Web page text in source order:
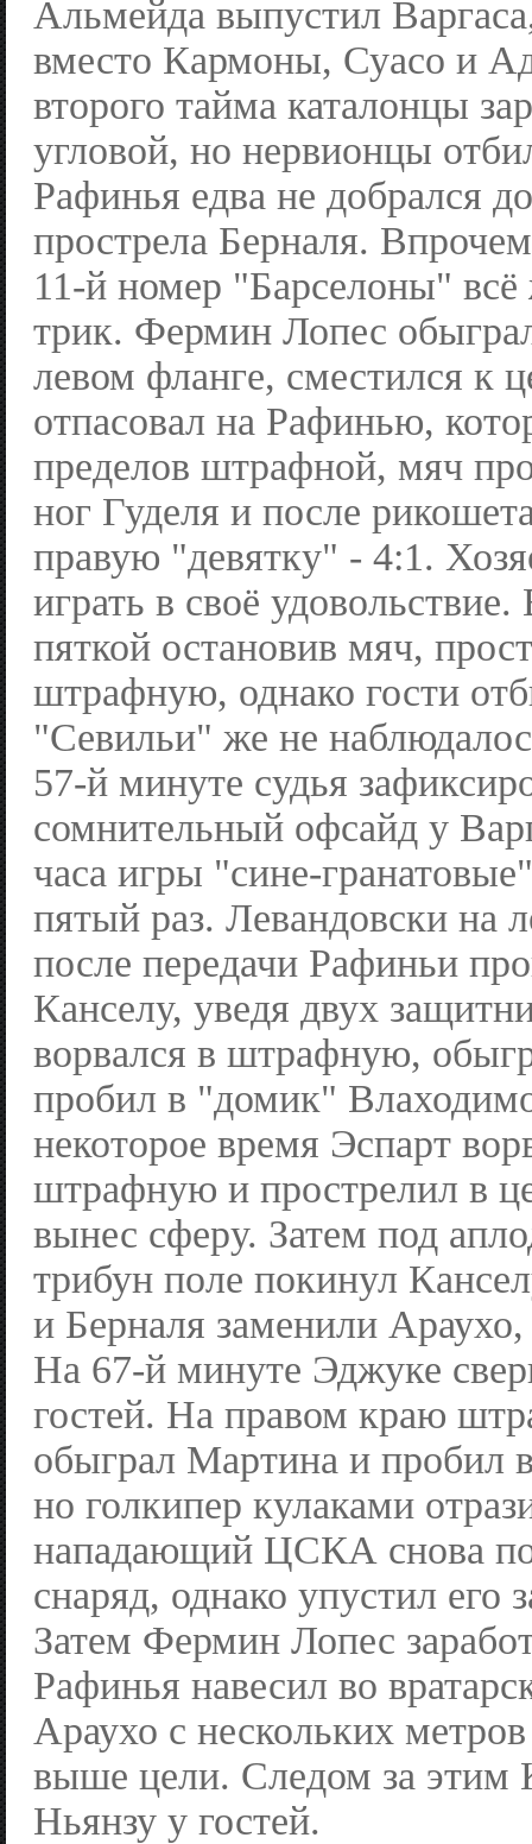
Альмейда выпустил
вместо Кармоны, Суасо и
второго тайма каталонцы
угловой, но нервионцы
Рафинья едва не добрался
прострела Берналя.
11-й номер "Барселоны"
трик. Фермин Лопес
левом фланге, сместился к
отпасовал на Рафинью,
пределов штрафной, мяч
ног Гуделя и после
правую "девятку" - 4:1.
играть в своё
пяткой остановив мяч,
штрафную, однако гости
"Севильи" же не
57-й минуте судья
сомнительный офсайд у
часа игры "сине-
пятый раз. Левандовски на
после передачи Рафиньи
Канселу, уведя двух
ворвался в штрафную,
пробил в "домик"
некоторое время Эспарт
штрафную и прострелил в
вынес сферу. Затем под
трибун поле покинул
и Берналя заменили
На 67-й минуте Эджуке
гостей. На правом краю
обыграл Мартина и пробил
но голкипер кулаками
нападающий ЦСКА снова
снаряд, однако упустил его
Затем Фермин Лопес
Рафинья навесил во
Араухо с нескольких
выше цели. Следом за этим
Ньянзу у гостей.